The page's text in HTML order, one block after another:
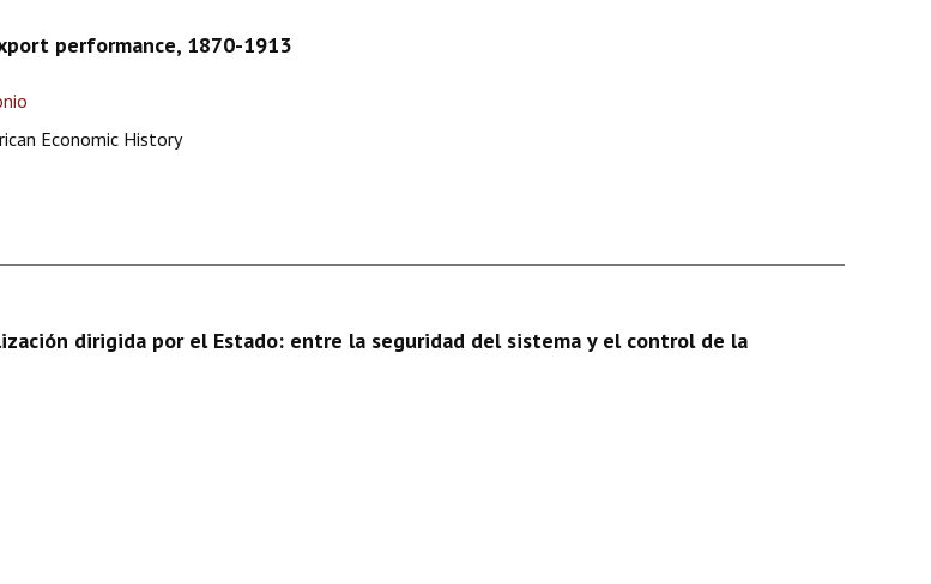
performance, 1870-1913
Economic History
dirigida por el Estado: entre la seguridad del sistema y el control de la